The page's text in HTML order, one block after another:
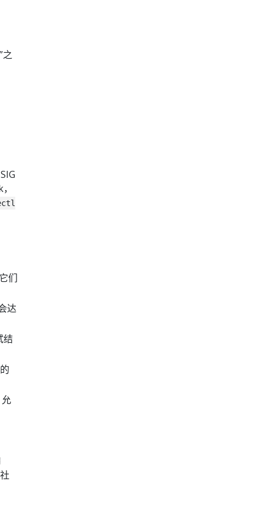
之
们
达
结